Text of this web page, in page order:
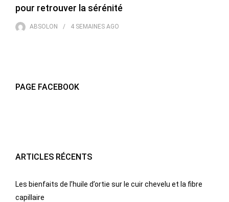
pour retrouver la sérénité
ABSOLON 4 SEMAINES AGO
PAGE FACEBOOK
ARTICLES RÉCENTS
Les bienfaits de l’huile d’ortie sur le cuir chevelu et la fibre
capillaire